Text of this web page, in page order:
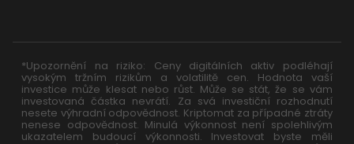
*Upozornění na riziko: Ceny digitálních aktiv podléhají
vysokým tržním rizikům a volatilitě cen. Hodnota vaší
investice může klesat nebo růst. Může se stát, že se vám
investovaná částka nevrátí. Za svá investiční rozhodnutí
nesete výhradní odpovědnost. Kriptomat za případné ztráty
nenese odpovědnost. Minulá výkonnost není spolehlivým
ukazatelem budoucí výkonnosti. Investovat byste měli